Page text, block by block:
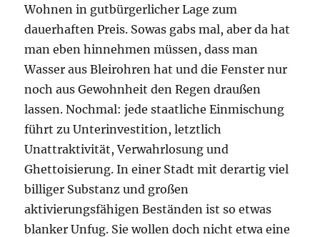
Wohnen in gutbürgerlicher Lage zum
dauerhaften Preis. Sowas gabs mal, aber da hat
man eben hinnehmen müssen, dass man
Wasser aus Bleirohren hat und die Fenster nur
noch aus Gewohnheit den Regen draußen
lassen. Nochmal: jede staatliche Einmischung
führt zu Unterinvestition, letztlich
Unattraktivität, Verwahrlosung und
Ghettoisierung. In einer Stadt mit derartig viel
billiger Substanz und großen
aktivierungsfähigen Beständen ist so etwas
blanker Unfug. Sie wollen doch nicht etwa eine